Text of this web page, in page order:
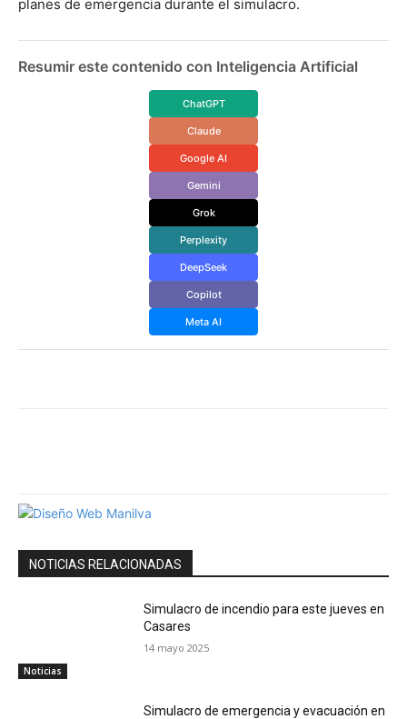
planes de emergencia durante el simulacro.
Resumir este contenido con Inteligencia Artificial
ChatGPT
Claude
Google AI
Gemini
Grok
Perplexity
DeepSeek
Copilot
Meta AI
NOTICIAS RELACIONADAS
Noticias
Simulacro de incendio para este jueves en
Casares
14 mayo 2025
Simulacro de emergencia y evacuación en